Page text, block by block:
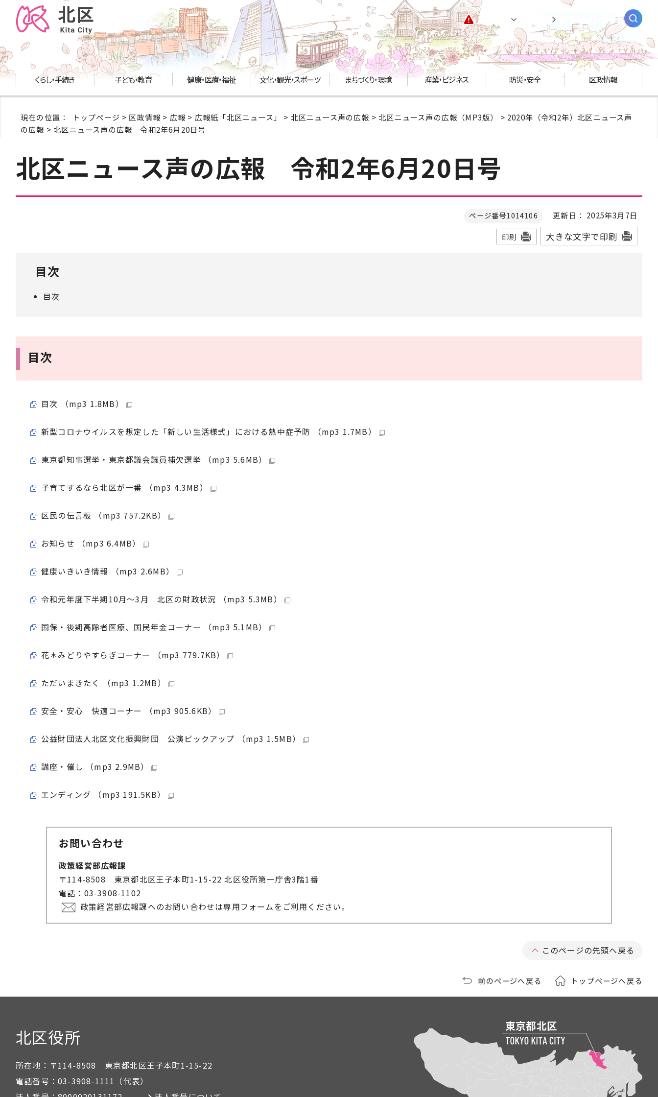
緊急情報 AIチャットボット
くらし・手続き 子ども・教育 健康・医療・福祉 文化・観光・スポーツ まちづくり・環境 産業・ビジネス 防災・安全 区政情報
現在の位置： トップページ > 区政情報 > 広報 > 広報紙「北区ニュース」 > 北区ニュース声の広報 >北区ニュース声の広報（MP3版） > 2020年（令和2年）北区ニュース声
の広報 > 北区ニュース声の広報 令和2年6月20日号
北区ニュース声の広報 令和2年6月20日号
ページ番号1014106 更新日： 2025年3月7日
印刷 大きな文字で印刷
目次
目次
目次
目次 （mp3 1.8MB）
新型コロナウイルスを想定した「新しい生活様式」における熱中症予防 （mp3 1.7MB）
東京都知事選挙・東京都議会議員補欠選挙 （mp3 5.6MB）
子育てするなら北区が一番 （mp3 4.3MB）
区民の伝言板 （mp3 757.2KB）
お知らせ （mp3 6.4MB）
健康いきいき情報 （mp3 2.6MB）
令和元年度下半期10月～3月 北区の財政状況 （mp3 5.3MB）
国保・後期高齢者医療、国民年金コーナー （mp3 5.1MB）
花＊みどりやすらぎコーナー （mp3 779.7KB）
ただいまきたく （mp3 1.2MB）
安全・安心 快適コーナー （mp3 905.6KB）
公益財団法人北区文化振興財団 公演ピックアップ （mp3 1.5MB）
講座・催し （mp3 2.9MB）
エンディング （mp3 191.5KB）
お問い合わせ
政策経営部広報課
〒114-8508 東京都北区王子本町1-15-22 北区役所第一庁舎3階1番
電話：03-3908-1102
政策経営部広報課へのお問い合わせは専用フォームをご利用ください。
このページの先頭へ戻る
前のページへ戻る トップページへ戻る
北区役所
所在地： 〒114-8508 東京都北区王子本町1-15-22
電話番号： 03-3908-1111 （代表）